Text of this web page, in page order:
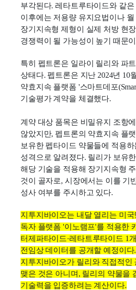
부각된다. 레타트루타이드와 같
이후에는 저용량 유지요법이나 월
장기지속형 제형이 실제 처방 현
경쟁력이 될 가능성이 높기 때문
특히 펩트론은 일라이 릴리와 파
상태다. 펩트론은 지난 2024년 10
약효지속 플랫폼 '스마트데포
기술평가 계약을 체결했다.
계약 대상 품목은 비밀유지 조항
않았지만, 펩트론의 약효지속 플
보유한 펩타이드 약물들에 적용
성격으로 알려졌다. 릴리가 보유
해당 기술을 적용해 장기지속형
것이 골자로, 시장에서는 이를 기
성사 여부를 주시하고 있다.
지투지바이오는 내달 열리는 미
독자 플랫폼 '이노램프'를 적용한
터제파타이드·레타트루타이드 1
전임상 데이터를 공개할 예정이다.
지투지바이오가 릴리와 직접적인
맺은 것은 아니며, 릴리의 약물을
기술력을 입증하려는 계산이다.